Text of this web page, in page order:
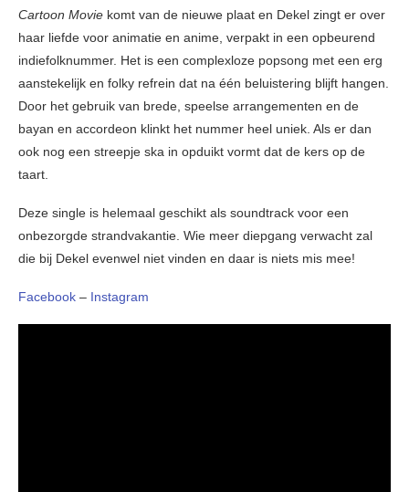
Cartoon Movie komt van de nieuwe plaat en Dekel zingt er over
haar liefde voor animatie en anime, verpakt in een opbeurend
indiefolknummer. Het is een complexloze popsong met een erg
aanstekelijk en folky refrein dat na één beluistering blijft hangen.
Door het gebruik van brede, speelse arrangementen en de
bayan en accordeon klinkt het nummer heel uniek. Als er dan
ook nog een streepje ska in opduikt vormt dat de kers op de
taart.
Deze single is helemaal geschikt als soundtrack voor een
onbezorgde strandvakantie. Wie meer diepgang verwacht zal
die bij Dekel evenwel niet vinden en daar is niets mis mee!
Facebook – Instagram